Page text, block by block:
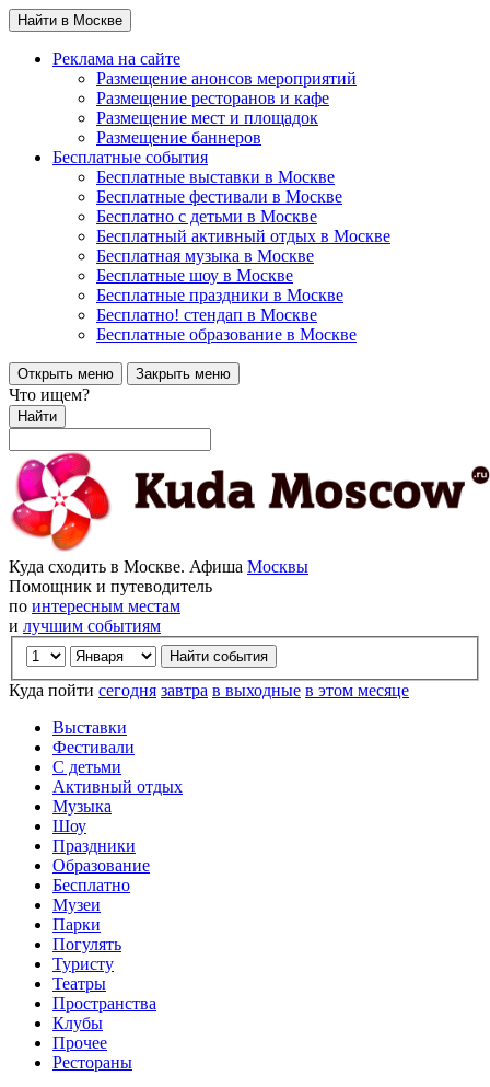
Найти в Москве
Реклама на сайте
Размещение анонсов мероприятий
Размещение ресторанов и кафе
Размещение мест и площадок
Размещение баннеров
Бесплатные события
Бесплатные выставки в Москве
Бесплатные фестивали в Москве
Бесплатно с детьми в Москве
Бесплатный активный отдых в Москве
Бесплатная музыка в Москве
Бесплатные шоу в Москве
Бесплатные праздники в Москве
Бесплатно! стендап в Москве
Бесплатные образование в Москве
Открыть меню Закрыть меню
Что ищем?
Найти
Куда сходить в Москве. Афиша Москвы
Помощник и путеводитель
по интересным местам
и лучшим событиям
Куда пойти сегодня завтра в выходные в этом месяце
Выставки
Фестивали
С детьми
Активный отдых
Музыка
Шоу
Праздники
Образование
Бесплатно
Музеи
Парки
Погулять
Туристу
Театры
Пространства
Клубы
Прочее
Рестораны